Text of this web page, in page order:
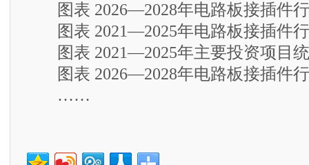
图表 2026—2028年电路板接插件行
图表 2021—2025年电路板接插件行
图表 2021—2025年主要投资项目
图表 2026—2028年电路板接插件行
……